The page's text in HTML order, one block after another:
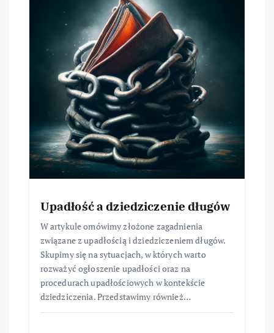
Upadłość a dziedziczenie długów
W artykule omówimy złożone zagadnienia
związane z upadłością i dziedziczeniem długów.
Skupimy się na sytuacjach, w których warto
rozważyć ogłoszenie upadłości oraz na
procedurach upadłościowych w kontekście
dziedziczenia. Przedstawimy również…